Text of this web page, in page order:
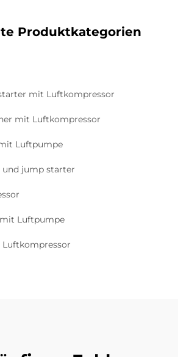
Produktkategorien
mit Luftkompressor
mit Luftkompressor
Luftpumpe
jump starter
Luftpumpe